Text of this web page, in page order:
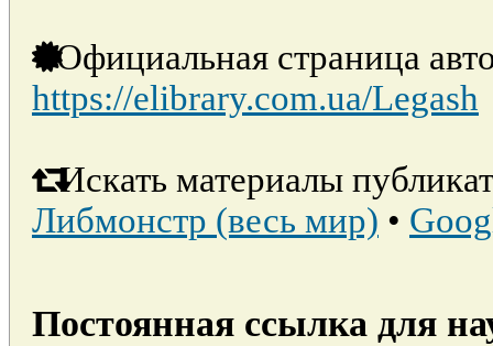
Официальная страница
https://elibrary.com.ua/Legash
Искать материалы
Либмонстр (весь мир) •
Постоянная ссылка для